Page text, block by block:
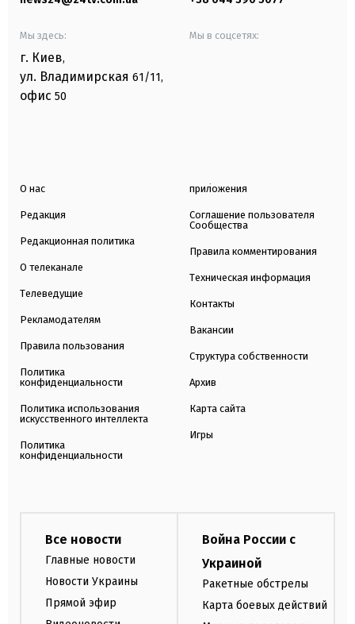
Мы здесь:
г. Киев,
ул. Владимирская 61/11,
офис 50
Мы в соцсетях:
О нас
Редакция
Редакционная политика
О телеканале
Телеведущие
Рекламодателям
Правила пользования
Политика
конфиденциальности
Политика использования
искусственного интеллекта
Политика
конфиденциальности
приложения
Соглашение пользователя
Сообщества
Правила комментирования
Техническая информация
Контакты
Вакансии
Структура собственности
Архив
Карта сайта
Игры
Все новости
Главные новости
Новости Украины
Прямой эфир
Война России с
Украиной
Ракетные обстрелы
Карта боевых действий